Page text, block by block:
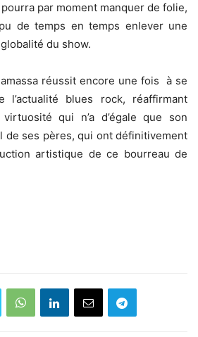
par moment manquer de folie,
de temps en temps enlever une
du show.
réussit encore une fois à se
l’actualité blues rock, réaffirmant
qui n’a d’égale que son
de ses pères, qui ont définitivement
artistique de ce bourreau de